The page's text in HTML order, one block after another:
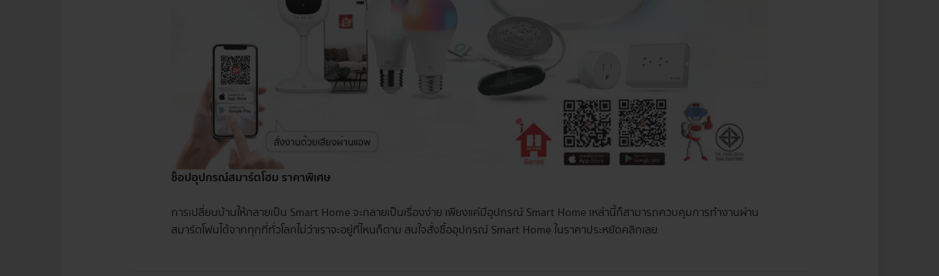
ช็อปอุปกรณ์สมาร์ตโฮม ราคาพิเศษ
การเปลี่ยนบ้านให้กลายเป็น Smart Home จะกลายเป็นเรื่องง่าย เพียงแค่มีอุปกรณ์ Smart Home เหล่านี้ก็สามารถควบคุมการทำงานผ่าน
สมาร์ตโฟนได้จากทุกที่ทั่วโลกไม่ว่าเราจะอยู่ที่ไหนก็ตาม สนใจสั่งซื้ออุปกรณ์ Smart Home ในราคาประหยัดคลิกเลย